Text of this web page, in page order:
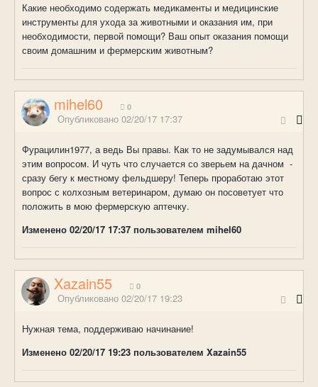
Какие необходимо содержать медикаменты и медицинские
инструменты для ухода за животными и оказания им, при
необходимости, первой помощи? Ваш опыт оказания помощи
своим домашним и фермерским животным?
mihel60 0
Опубликовано 02/20/17 17:37
Фурацилин1977, а ведь Вы правы. Как то не задумывался над
этим вопросом. И чуть что случается со зверьем на дачном -
сразу бегу к местному фельдшеру! Теперь проработаю этот
вопрос с колхозным ветеринаром, думаю он посоветует что
положить в мою фермерскую аптечку.
Изменено 02/20/17 17:37 пользователем mihel60
Xazain55 0
Опубликовано 02/20/17 19:23
Нужная тема, поддерживаю начинание!
Изменено 02/20/17 19:23 пользователем Xazain55